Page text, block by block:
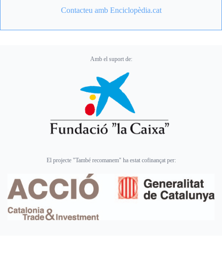
Contacteu amb Enciclopèdia.cat
Amb el suport de:
El projecte "També recomanem" ha estat cofinançat per: